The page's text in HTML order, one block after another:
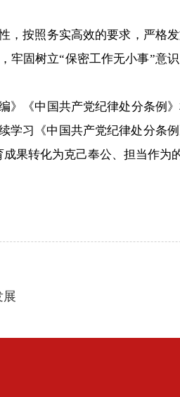
，按照务实高效的要求，严格
固树立“保密工作无小事”意
》《中国共产党纪律处分条例
习《中国共产党纪律处分条
果转化为克己奉公、担当作为
展